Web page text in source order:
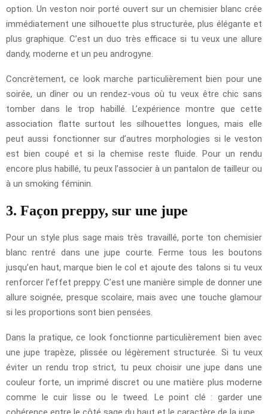
option. Un veston noir porté ouvert sur un chemisier blanc crée
immédiatement une silhouette plus structurée, plus élégante et
plus graphique. C’est un duo très efficace si tu veux une allure
dandy, moderne et un peu androgyne.
Concrètement, ce look marche particulièrement bien pour une
soirée, un dîner ou un rendez-vous où tu veux être chic sans
tomber dans le trop habillé. L’expérience montre que cette
association flatte surtout les silhouettes longues, mais elle
peut aussi fonctionner sur d’autres morphologies si le veston
est bien coupé et si la chemise reste fluide. Pour un rendu
encore plus habillé, tu peux l’associer à un pantalon de tailleur ou
à un smoking féminin.
3. Façon preppy, sur une jupe
Pour un style plus sage mais très travaillé, porte ton chemisier
blanc rentré dans une jupe courte. Ferme tous les boutons
jusqu’en haut, marque bien le col et ajoute des talons si tu veux
renforcer l’effet preppy. C’est une manière simple de donner une
allure soignée, presque scolaire, mais avec une touche glamour
si les proportions sont bien pensées.
Dans la pratique, ce look fonctionne particulièrement bien avec
une jupe trapèze, plissée ou légèrement structurée. Si tu veux
éviter un rendu trop strict, tu peux choisir une jupe dans une
couleur forte, un imprimé discret ou une matière plus moderne
comme le cuir lisse ou le tweed. Le point clé : garder une